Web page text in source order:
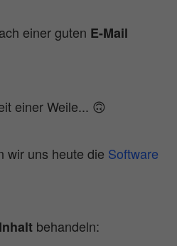
einer guten E-Mail
einer Weile... 🙃
wir uns heute die Software
behandeln: